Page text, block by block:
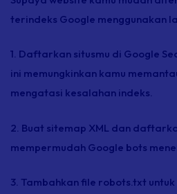
terindeks Google menggunakan
1. Daftarkan situsmu di Google
ini memungkinkan kamu
mengatasi kesalahan indeks.
2. Buat sitemap XML dan
mempermudah Google bots
3. Tambahkanfile robots.txt